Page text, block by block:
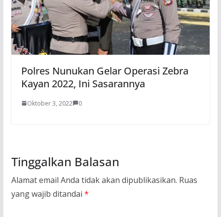
Polres Nunukan Gelar Operasi Zebra
Kayan 2022, Ini Sasarannya
Oktober 3, 2022 0
Tinggalkan Balasan
Alamat email Anda tidak akan dipublikasikan. Ruas
yang wajib ditandai *